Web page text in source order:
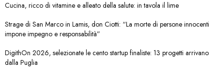
Cucina, ricco di vitamine e alleato della salute: in tavola il lime
Strage di San Marco in Lamis, don Ciotti: “La morte di persone innocenti
impone impegno e responsabilità”
DigithOn 2026, selezionate le cento startup finaliste: 13 progetti arrivano
dalla Puglia